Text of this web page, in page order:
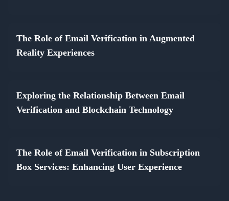
The Role of Email Verification in Augmented
Reality Experiences
Exploring the Relationship Between Email
Verification and Blockchain Technology
The Role of Email Verification in Subscription
Box Services: Enhancing User Experience